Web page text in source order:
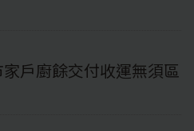
家戶廚餘交付收運無須區